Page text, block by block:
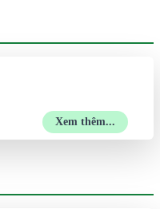
Xem thêm...